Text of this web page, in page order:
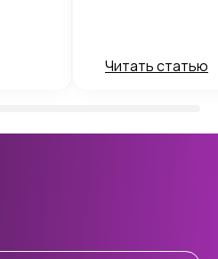
Читать статью